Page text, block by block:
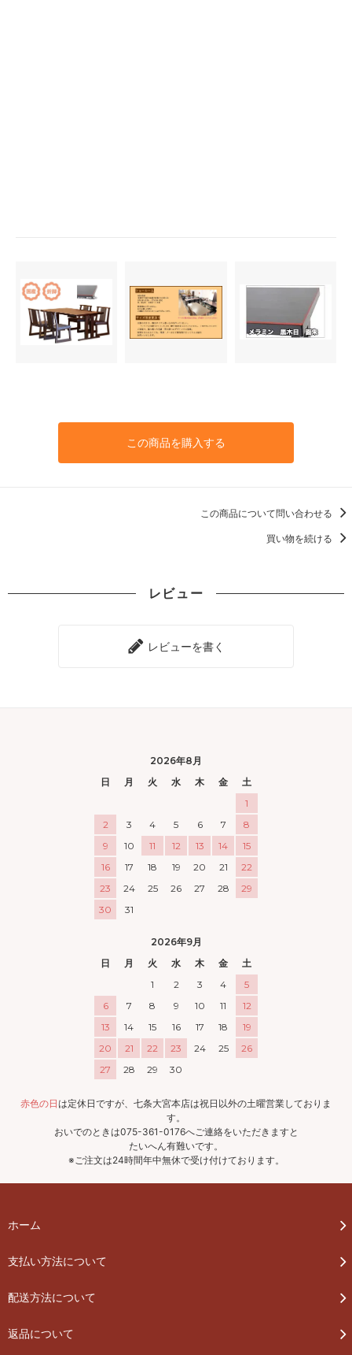
この商品を購入する
この商品について問い合わせる
買い物を続ける
レビュー
レビューを書く
2026年8月
日
月 火 水 木 金
土
1
2
3 4 5 6 7
8
9
10 11 12 13 14
15
16
17 18 19 20 21
22
23
24 25 26 27 28
29
30
31
2026年9月
日
月 火 水 木 金
土
1
2 3 4
5
6
7 8 9 10 11
12
13
14 15 16 17 18
19
20
21 22 23 24 25
26
27
28 29 30
赤色の日は定休日ですが、七条大宮本店は祝日以外の土曜営業しておりま
す。
おいでのときは075-361-0176へご連絡をいただきますと
たいへん有難いです。
※ご注文は24時間年中無休で受け付けております。
ホーム
支払い方法について
配送方法について
返品について